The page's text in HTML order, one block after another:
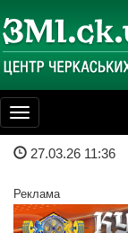
Toggle
navigation
27.03.26 11:36
Реклама